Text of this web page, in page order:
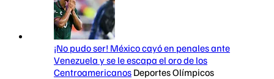
¡No pudo ser! México cayó en penales ante
Venezuela y se le escapa el oro de los
Centroamericanos Deportes Olímpicos